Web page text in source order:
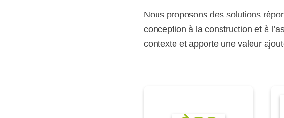
Nous proposons des solutions
conception à la construction et à
contexte et apporte une valeur